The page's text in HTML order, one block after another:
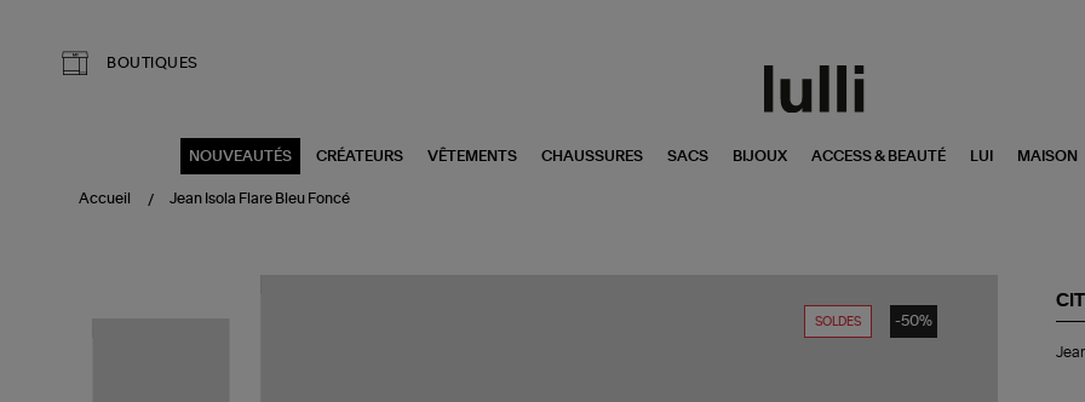
BOUTIQUES
NOUVEAUTÉS CRÉATEURS VÊTEMENTS CHAUSSURES SACS BIJOUX ACCESS & BEAUTÉ LUI MAISON
Accueil Jean Isola Flare Bleu Foncé
SOLDES -50%